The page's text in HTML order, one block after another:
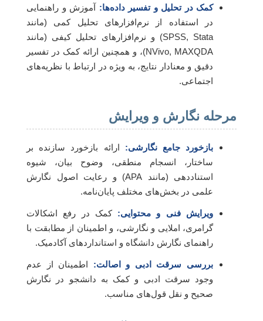
کمک در تحلیل و تفسیر داده‌ها: آموزش و راهنمایی
در استفاده از نرم‌افزارهای تحلیل کمی (مانند
SPSS, Stata) و نرم‌افزارهای تحلیل کیفی (مانند
NVivo, MAXQDA)، و همچنین ارائه کمک در تفسیر
دقیق و معنادار نتایج، به ویژه در ارتباط با نظریه‌های
اجتماعی.
مرحله نگارش و ویرایش
بازخورد جامع نگارشی: ارائه بازخورد سازنده بر
ساختار، انسجام منطقی، وضوح بیان، شیوه
استناددهی (مانند APA) و رعایت اصول نگارش
علمی در بخش‌های مختلف پایان‌نامه.
ویرایش فنی و محتوایی: کمک در رفع اشکالات
گرامری، املایی و نگارشی، و اطمینان از مطابقت با
راهنمای نگارش دانشگاه و استانداردهای آکادمیک.
بررسی سرقت ادبی و اصالت: اطمینان از عدم
وجود سرقت ادبی و کمک به دانشجو در نگارش
صحیح و نقل قول‌های مناسب.